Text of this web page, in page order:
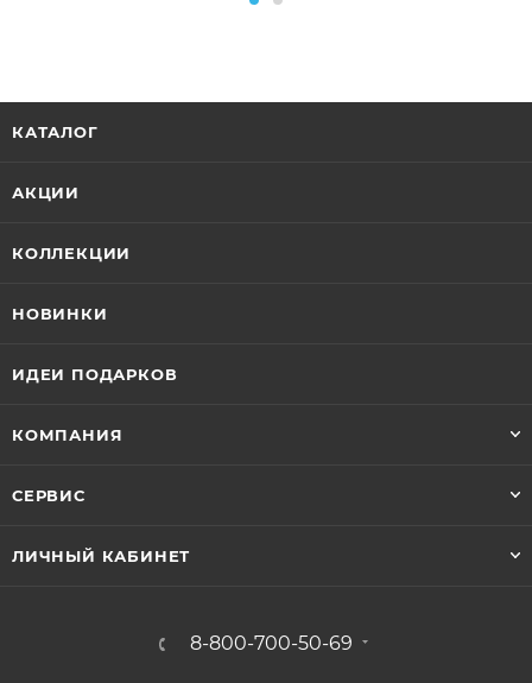
КАТАЛОГ
АКЦИИ
КОЛЛЕКЦИИ
НОВИНКИ
ИДЕИ ПОДАРКОВ
КОМПАНИЯ
СЕРВИС
ЛИЧНЫЙ КАБИНЕТ
8-800-700-50-69